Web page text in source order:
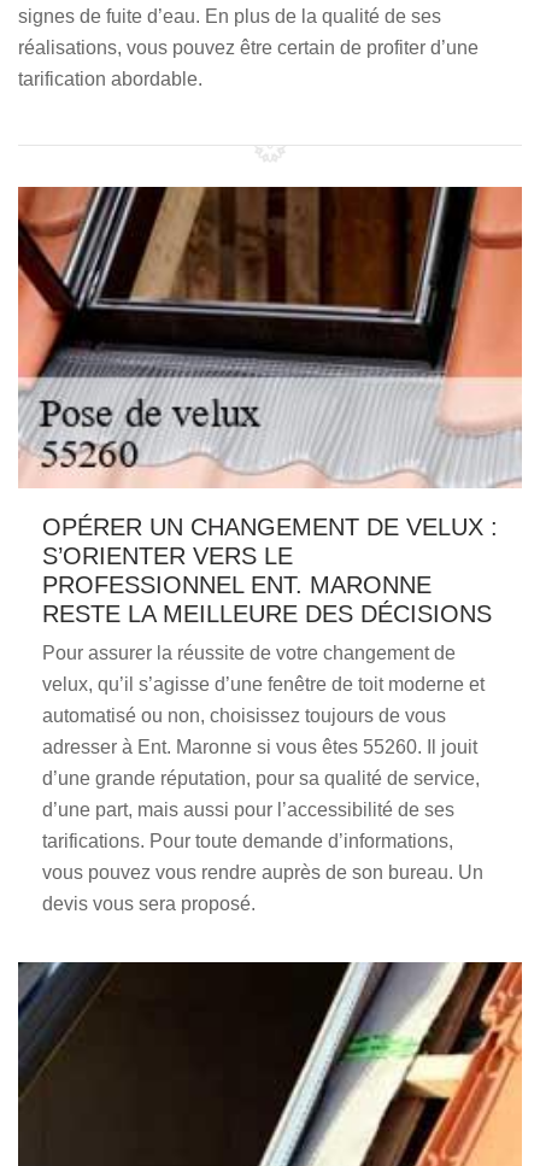
signes de fuite d’eau. En plus de la qualité de ses
réalisations, vous pouvez être certain de profiter d’une
tarification abordable.
OPÉRER UN CHANGEMENT DE VELUX :
S’ORIENTER VERS LE
PROFESSIONNEL ENT. MARONNE
RESTE LA MEILLEURE DES DÉCISIONS
Pour assurer la réussite de votre changement de
velux, qu’il s’agisse d’une fenêtre de toit moderne et
automatisé ou non, choisissez toujours de vous
adresser à Ent. Maronne si vous êtes 55260. Il jouit
d’une grande réputation, pour sa qualité de service,
d’une part, mais aussi pour l’accessibilité de ses
tarifications. Pour toute demande d’informations,
vous pouvez vous rendre auprès de son bureau. Un
devis vous sera proposé.